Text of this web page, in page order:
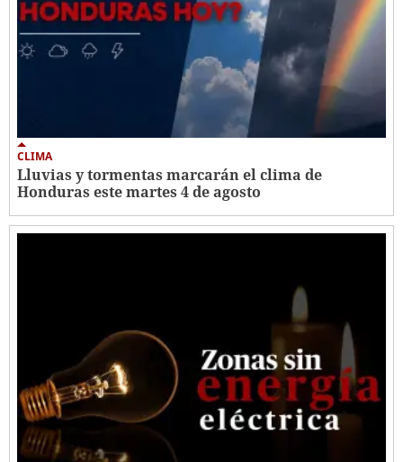
CLIMA
Lluvias y tormentas marcarán el clima de
Honduras este martes 4 de agosto